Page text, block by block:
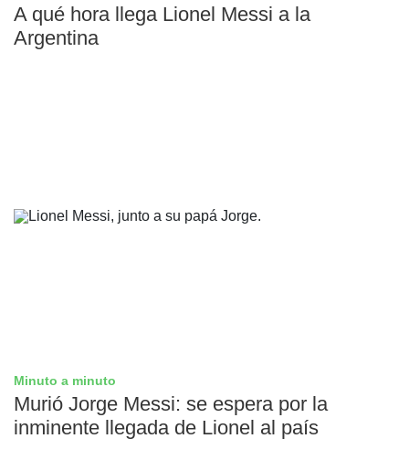
A qué hora llega Lionel Messi a la
Argentina
Minuto a minuto
Murió Jorge Messi: se espera por la
inminente llegada de Lionel al país